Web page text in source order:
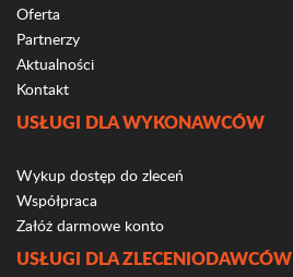
Oferta
Partnerzy
Aktualności
Kontakt
USŁUGI DLA WYKONAWCÓW
Wykup dostęp do zleceń
Współpraca
Załóż darmowe konto
USŁUGI DLA ZLECENIODAWCÓW